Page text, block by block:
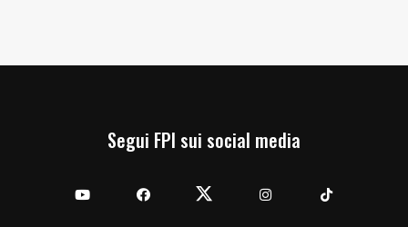
Segui FPI sui social media